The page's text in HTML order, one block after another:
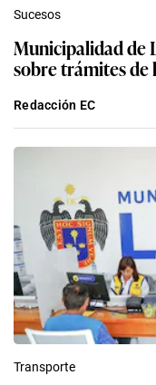
Sucesos
Municipalidad de
sobre trámites de
Redacción EC
Transporte